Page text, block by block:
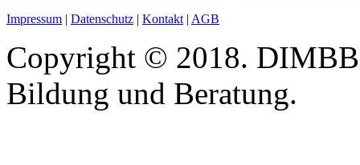
Impressum | Datenschutz | Kontakt | AGB
Copyright © 2018.
Bildung und Beratung.